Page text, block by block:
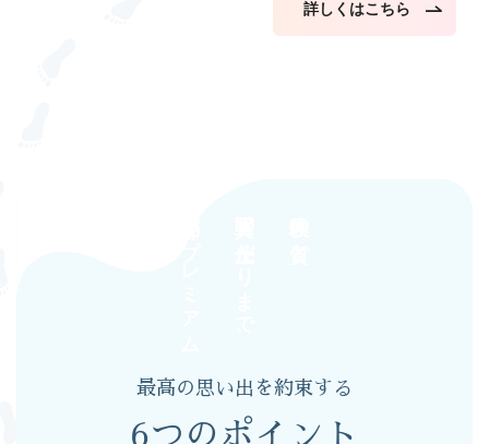
詳しくはこちら
最高の思い出を約束する
6つのポイント